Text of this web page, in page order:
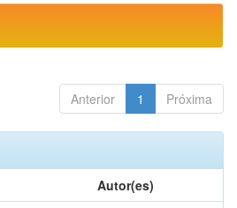
Anterior 1 Próxima
Autor(es)